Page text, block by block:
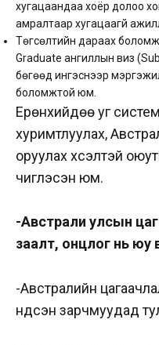
хугацаандаа хоёр долоо
амралтаар хугацаагүй
Төгсөлтийн дараах
Graduate ангиллын виз
бөгөөд ингэснээр
боломжтой юм.
Ерөнхийдөө уг
хуримтлуулах,
оруулах хүсэлтэй
чиглэсэн юм.
-Австрали улсын
заалт, онцлог нь юу
-Австралийн
үндсэн зарчмуудад